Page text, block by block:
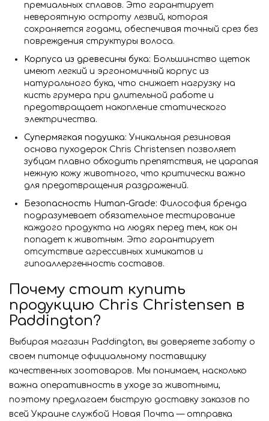
премиальных сплавов. Это гарантирует
невероятную остроту лезвий, которая
сохраняется годами, обеспечивая точный срез без
повреждения структуры волоса.
Корпуса из древесины бука: Большинство щеток
имеют легкий и эргономичный корпус из
натурального бука, что снижает нагрузку на
кисть грумера при длительной работе и
предотвращает накопление статического
электричества.
Супермягкая подушка: Уникальная резиновая
основа пуходерок Chris Christensen позволяет
зубцам плавно обходить препятствия, не царапая
нежную кожу животного, что критически важно
для предотвращения раздражений.
Безопасность Human-Grade: Философия бренда
подразумевает обязательное тестирование
каждого продукта на людях перед тем, как он
попадет к животным. Это гарантирует
отсутствие агрессивных химикатов и
гипоаллергенность составов.
Почему стоит купить
продукцию Chris Christensen в
Paddington?
Выбирая магазин Paddington, вы доверяете заботу о
своем питомце официальному поставщику
качественных зоотоваров. Мы понимаем, насколько
важна оперативность в уходе за животными,
поэтому предлагаем быструю доставку заказов по
всей Украине службой Новая Почта — отправка